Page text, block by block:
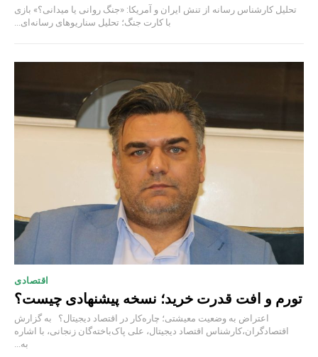
تحلیل کارشناس رسانه از تنش ایران و آمریکا: «جنگ روانی یا میدانی؟» بازی
با کارت جنگ؛ تحلیل سناریوهای رسانه‌ای...
اقتصادی
تورم و افت قدرت خرید؛ نسخه پیشنهادی چیست؟
اعتراض به وضعیت معیشتی؛ چاره‌کار در اقتصاد دیجیتال؟ به گزارش
اقتصادگران،کارشناس اقتصاد دیجیتال، علی پاک‌باخته‌گان زنجانی، با اشاره
به...